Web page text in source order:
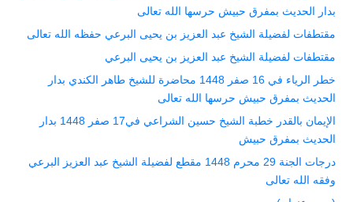
بدار الحديث بمفرق حبيش حرسها الله تعالى
مقتطفات لفضيلة الشيخ عبد العزيز بن يحيى البرعي حفظه الله تعالى
مقتطفات لفضيلة الشيخ عبد العزيز بن يحيى البرعي
خطر الرياء في 16 صفر 1448 محاضرة للشيخ طاهر الكندي بدار
الحديث بمفرق حبيش حرسها الله تعالى
الإيمان بالقدر خطبة الشيخ حسين الشراعي في17 صفر 1448 بدار
الحديث بمفرق حبيش
درجات الجنة 29 محرم 1448 مقطع لفضيلة الشيخ عبد العزيز البرعي
وفقه الله تعالى